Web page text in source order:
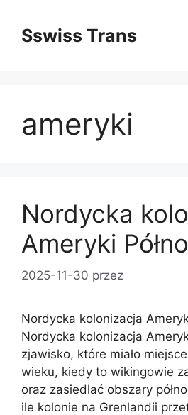
treściSswiss Trans
ameryki
Nordycka
Ameryki
2025-11-30 przez
Nordycka kolonizacja
Nordycka kolonizacja
zjawisko, które miało
wieku, kiedy to wikingowie
oraz zasiedlać obszary
ile kolonie na Grenlandii